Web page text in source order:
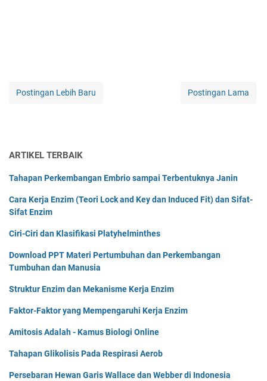
Postingan Lebih Baru Postingan Lama
ARTIKEL TERBAIK
Tahapan Perkembangan Embrio sampai Terbentuknya Janin
Cara Kerja Enzim (Teori Lock and Key dan Induced Fit) dan Sifat-
Sifat Enzim
Ciri-Ciri dan Klasifikasi Platyhelminthes
Download PPT Materi Pertumbuhan dan Perkembangan
Tumbuhan dan Manusia
Struktur Enzim dan Mekanisme Kerja Enzim
Faktor-Faktor yang Mempengaruhi Kerja Enzim
Amitosis Adalah - Kamus Biologi Online
Tahapan Glikolisis Pada Respirasi Aerob
Persebaran Hewan Garis Wallace dan Webber di Indonesia